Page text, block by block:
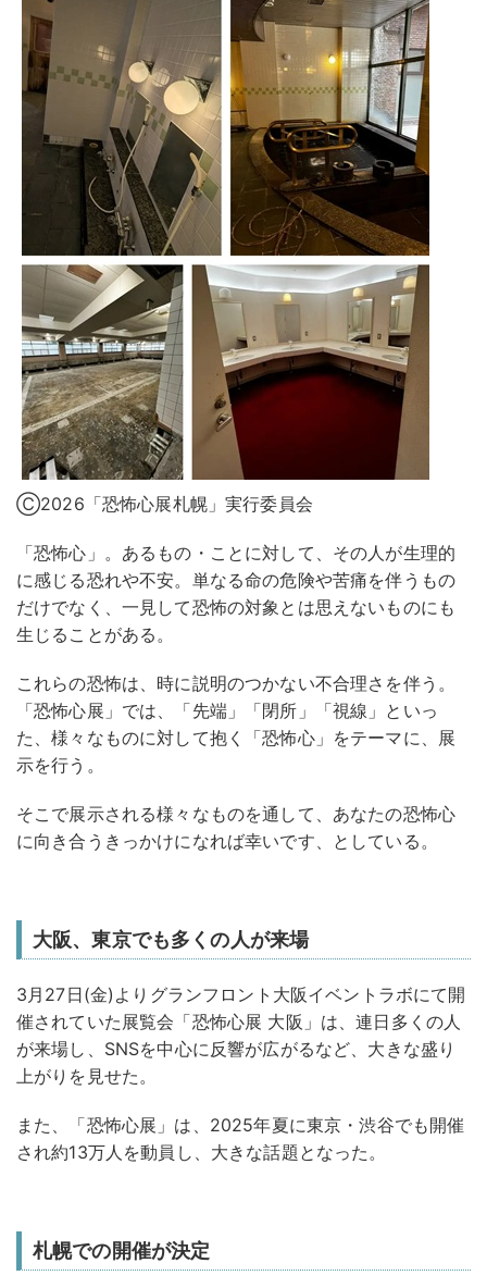
Ⓒ2026「恐怖心展札幌」実行委員会
「恐怖心」。あるもの・ことに対して、その人が生理的
に感じる恐れや不安。単なる命の危険や苦痛を伴うもの
だけでなく、一見して恐怖の対象とは思えないものにも
生じることがある。
これらの恐怖は、時に説明のつかない不合理さを伴う。
「恐怖心展」では、「先端」「閉所」「視線」といっ
た、様々なものに対して抱く「恐怖心」をテーマに、展
示を行う。
そこで展示される様々なものを通して、あなたの恐怖心
に向き合うきっかけになれば幸いです、としている。
大阪、東京でも多くの人が来場
3月27日(金)よりグランフロント大阪イベントラボにて開
催されていた展覧会「恐怖心展 大阪」は、連日多くの人
が来場し、SNSを中心に反響が広がるなど、大きな盛り
上がりを見せた。
また、「恐怖心展」は、2025年夏に東京・渋谷でも開催
され約13万人を動員し、大きな話題となった。
札幌での開催が決定